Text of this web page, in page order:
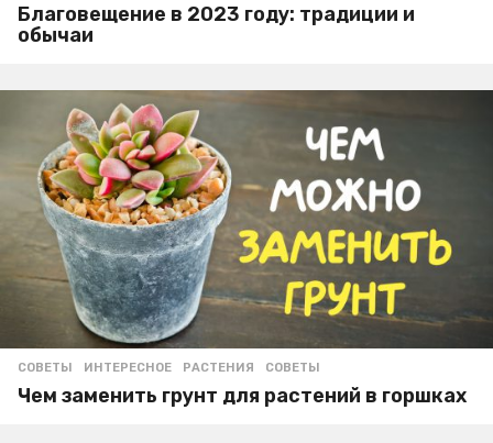
Благовещение в 2023 году: традиции и
обычаи
СОВЕТЫ ИНТЕРЕСНОЕ ,РАСТЕНИЯ ,СОВЕТЫ
Чем заменить грунт для растений в горшках